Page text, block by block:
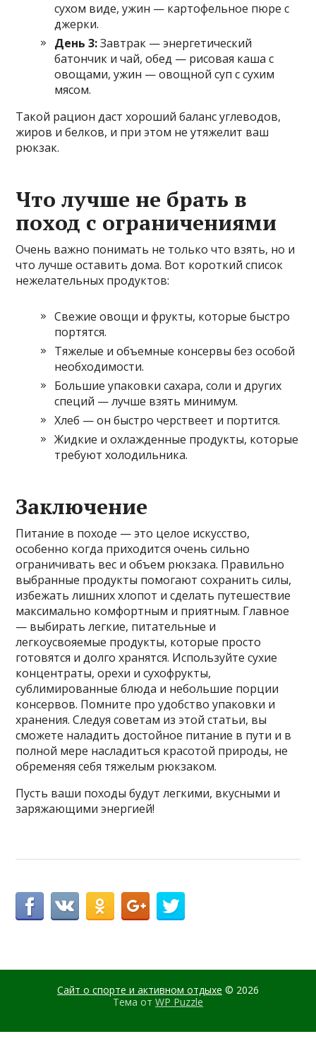
сухом виде, ужин — картофельное пюре с
джерки.
День 3:Завтрак — энергетический
батончик и чай, обед — рисовая каша с
овощами, ужин — овощной суп с сухим
мясом.
Такой рацион даст хороший баланс углеводов,
жиров и белков, и при этом не утяжелит ваш
рюкзак.
Что лучше не брать в
поход с ограничениями
Очень важно понимать не только что взять, но и
что лучше оставить дома. Вот короткий список
нежелательных продуктов:
Свежие овощи и фрукты, которые быстро
портятся.
Тяжелые и объемные консервы без особой
необходимости.
Большие упаковки сахара, соли и других
специй — лучше взять минимум.
Хлеб — он быстро черствеет и портится.
Жидкие и охлажденные продукты, которые
требуют холодильника.
Заключение
Питание в походе — это целое искусство,
особенно когда приходится очень сильно
ограничивать вес и объем рюкзака. Правильно
выбранные продукты помогают сохранить силы,
избежать лишних хлопот и сделать путешествие
максимально комфортным и приятным. Главное
— выбирать легкие, питательные и
легкоусвояемые продукты, которые просто
готовятся и долго хранятся. Используйте сухие
концентраты, орехи и сухофрукты,
сублимированные блюда и небольшие порции
консервов. Помните про удобство упаковки и
хранения. Следуя советам из этой статьи, вы
сможете наладить достойное питание в пути и в
полной мере насладиться красотой природы, не
обременяя себя тяжелым рюкзаком.
Пусть ваши походы будут легкими, вкусными и
заряжающими энергией!
Сайт о спорте и активном отдыхе © 2026
Тема от WP Puzzle